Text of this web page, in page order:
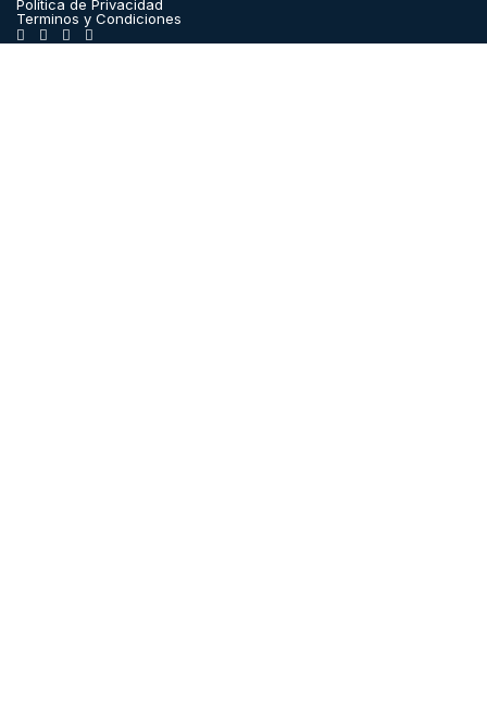
Política de Privacidad
Terminos y Condiciones